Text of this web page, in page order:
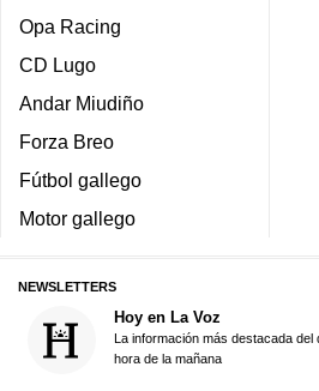
Opa Racing
CD Lugo
Andar Miudiño
Forza Breo
Fútbol gallego
Motor gallego
NEWSLETTERS
Hoy en La Voz
La información más destacada
hora de la mañana